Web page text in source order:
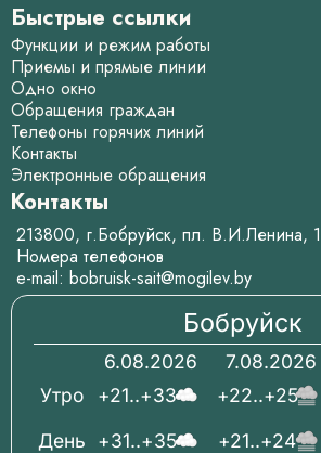
Быстрые ссылки
Функции и режим работы
Приемы и прямые линии
Одно окно
Обращения граждан
Телефоны горячих линий
Контакты
Электронные обращения
Контакты
213800, г.Бобруйск, пл. В.И.Ленина, 1
Номера телефонов
e-mail: bobruisk-sait@mogilev.by
Бобруйск
6.08.2026
+21..+33
+31..+35
7.08.2026
+22..+25
+21..+24
День
Утро